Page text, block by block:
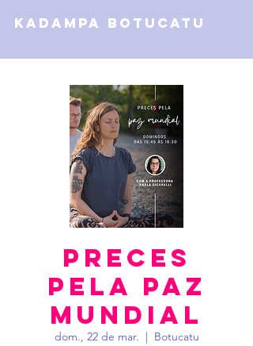
kadampa botucatu
Preces
Pela Paz
Mundial
dom., 22 de mar.
  |
Botucatu